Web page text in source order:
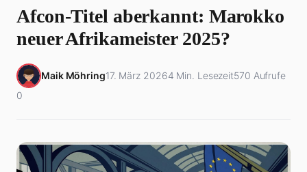
Afcon-Titel aberkannt: Marokko
neuer Afrikameister 2025?
Maik Möhring17. März 20264 Min. Lesezeit570 Aufrufe
0